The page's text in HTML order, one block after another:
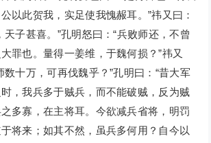
以此贺我，实足使我愧赧耳。”祎又曰：
天子甚喜。”孔明怒曰：“兵败师还，不曾
罪也。量得一姜维，于魏何损？”祎又
数十万，可再伐魏乎？”孔明曰：“昔大军
，我兵多于贼兵，而不能破贼，反为贼
多寡，在主将耳。今欲减兵省将，明罚
将来；如其不然，虽兵多何用？自今以